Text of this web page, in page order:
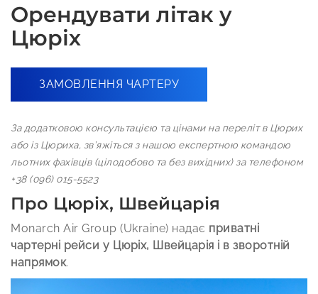
Орендувати літак у
Цюріх
ЗАМОВЛЕННЯ ЧАРТЕРУ
За додатковою консультацією та цінами на переліт в Цюрих
або із Цюриха, зв’яжіться з нашою експертною командою
льотних фахівців (цілодобово та без вихідних) за телефоном
+38 (096) 015-5523
Про Цюріх, Швейцарія
Monarch Air Group (Ukraine) надає приватні
чартерні рейси у Цюріх, Швейцарія і в зворотній
напрямок.